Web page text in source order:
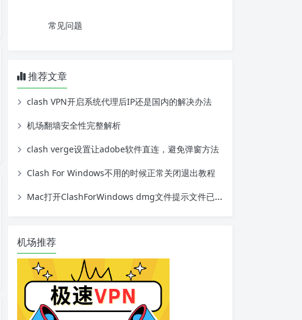
常见问题
推荐文章
clash VPN开启系统代理后IP还是国内的解决办法
机场翻墙安全性完整解析
clash verge设置让adobe软件直连，避免弹窗方法
Clash For Windows不用的时候正常关闭退出教程
Mac打开ClashForWindows dmg文件提示文件已损坏解决办法
机场推荐